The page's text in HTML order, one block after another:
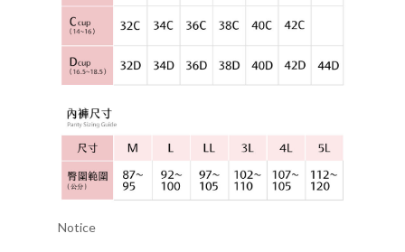
Notice